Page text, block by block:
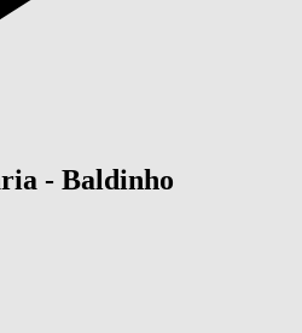
- Baldinho